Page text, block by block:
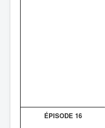
ÉPISODE 16